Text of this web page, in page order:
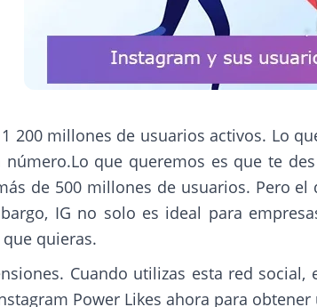
200 millones de usuarios activos. Lo
que queremos es que te
de 500 millones de usuarios. Pero
IG no solo es ideal para
quieras.
Cuando utilizas esta red
Power Likes ahora para